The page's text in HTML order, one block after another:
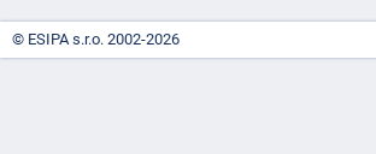
© ESIPA s.r.o. 2002-2026